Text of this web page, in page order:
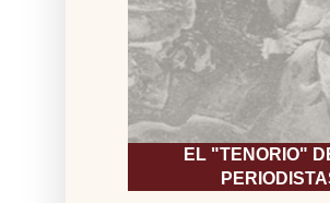
EL "TENORIO"